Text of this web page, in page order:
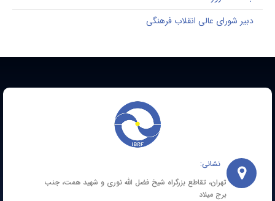
شورای عالی انقلاب فرهنگی
نشانی:
تهران، تقاطع بزرگراه شیخ فضل الله نوری و شهید همت، جنب
برج میلاد